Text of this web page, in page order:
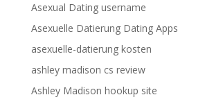
Asexual Dating username
Asexuelle Datierung Dating Apps
asexuelle-datierung kosten
ashley madison cs review
Ashley Madison hookup site